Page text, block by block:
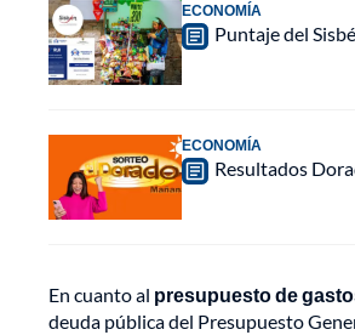
ECONOMÍA
Puntaje del
ECONOMÍA
Resultados
En cuanto al presupuesto de
deuda pública del Presupuesto